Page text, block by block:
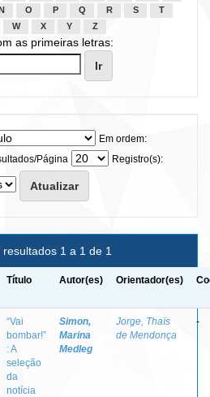
N O P Q R S
T
W X Y Z
as primeiras letras:
Em ordem:
Página
Registro(s):
1 a 1 de 1
Título Autor(es) Orientador(es)
“Vai
bombar!”
: A
seleção
da
notícia
Simon,
Marina
Medleg
Jorge, Thaïs
de Mendonça
-